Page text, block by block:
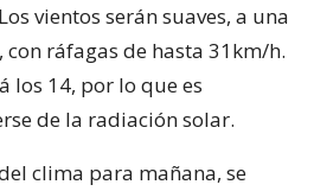
vientos serán suaves, a una
ráfagas de hasta 31km/h.
los 14, por lo que es
de la radiación solar.
clima para mañana, se